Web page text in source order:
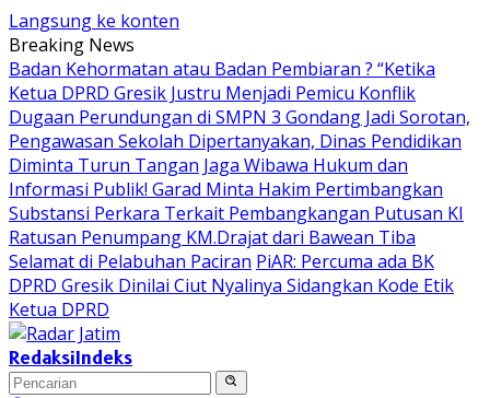
Langsung ke konten
Breaking News
Badan Kehormatan atau Badan Pembiaran ? “Ketika
Ketua DPRD Gresik Justru Menjadi Pemicu Konflik
Dugaan Perundungan di SMPN 3 Gondang Jadi Sorotan,
Pengawasan Sekolah Dipertanyakan, Dinas Pendidikan
Diminta Turun Tangan Jaga Wibawa Hukum dan
Informasi Publik! Garad Minta Hakim Pertimbangkan
Substansi Perkara Terkait Pembangkangan Putusan KI
Ratusan Penumpang KM.Drajat dari Bawean Tiba
Selamat di Pelabuhan Paciran PiAR: Percuma ada BK
DPRD Gresik Dinilai Ciut Nyalinya Sidangkan Kode Etik
Ketua DPRD
RedaksiIndeks